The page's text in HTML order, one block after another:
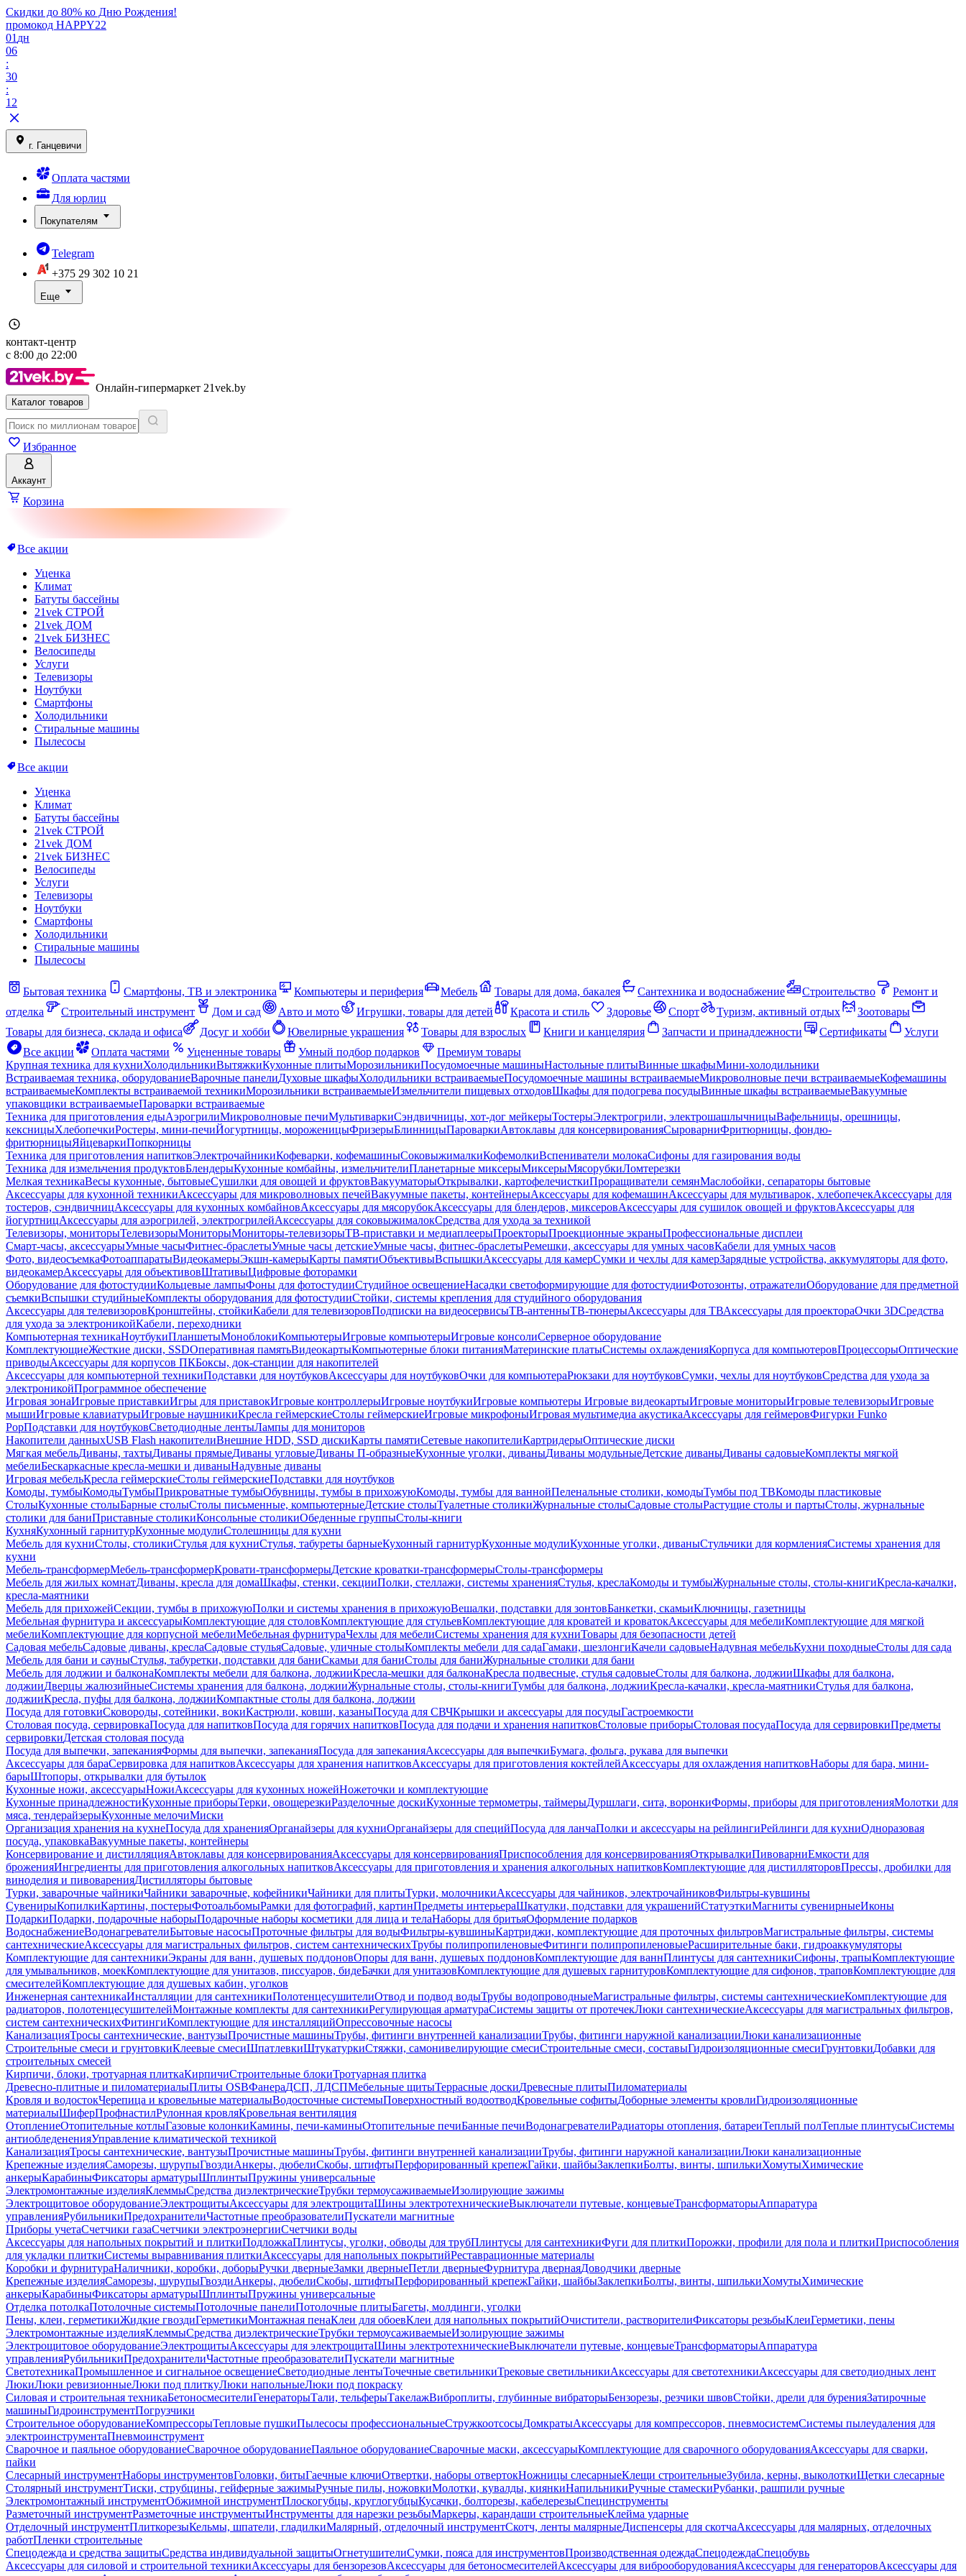
Скидки до 80% ко Дню Рождения!
промокод HAPPY22
01 дн
06
:
30
:
12
г. Ганцевичи
Оплата частями
Для юрлиц
Покупателям
Telegram
+375 29 302 10 21
Еще
контакт-центр
с 8:00 до 22:00
Онлайн-гипермаркет 21vek.by
Каталог товаров
Избранное
Аккаунт
Корзина
Все акции
Уценка
Климат
Батуты бассейны
21vek СТРОЙ
21vek ДОМ
21vek БИЗНЕС
Велосипеды
Услуги
Телевизоры
Ноутбуки
Смартфоны
Холодильники
Стиральные машины
Пылесосы
Все акции
Уценка
Климат
Батуты бассейны
21vek СТРОЙ
21vek ДОМ
21vek БИЗНЕС
Велосипеды
Услуги
Телевизоры
Ноутбуки
Смартфоны
Холодильники
Стиральные машины
Пылесосы
Бытовая техника Смартфоны, ТВ и электроника Компьютеры и периферия Мебель Товары для дома, бакалея Сантехника и водоснабжение Строительство
Ремонт и
отделка
Строительный инструмент Дом и сад Авто и мото Игрушки, товары для детей Красота и стиль Здоровье Спорт Туризм, активный отдых
Зоотовары
Товары для бизнеса, склада и офиса
Досуг и хобби Ювелирные украшения Товары для взрослых Книги и канцелярия Запчасти и принадлежности Сертификаты
Услуги
Все акции
Оплата частями Уцененные товары Умный подбор подарков
Премиум товары
Крупная техника для кухниХолодильникиВытяжкиКухонные плитыМорозильникиПосудомоечные машиныНастольные плитыВинные шкафыМини-холодильники
Встраиваемая техника, оборудованиеВарочные панелиДуховые шкафыХолодильники встраиваемыеПосудомоечные машины встраиваемыеМикроволновые печи встраиваемыеКофемашины
встраиваемыеКомплекты встраиваемой техникиМорозильники встраиваемыеИзмельчители пищевых отходовШкафы для подогрева посудыВинные шкафы встраиваемыеВакуумные
упаковщики встраиваемыеПароварки встраиваемые
Техника для приготовления едыАэрогрилиМикроволновые печиМультиваркиСэндвичницы, хот-дог мейкерыТостерыЭлектрогрили, электрошашлычницыВафельницы, орешницы,
кексницыХлебопечкиРостеры, мини-печиЙогуртницы, мороженицыФризерыБлинницыПароваркиАвтоклавы для консервированияСыроварниФритюрницы, фондю-
фритюрницыЯйцеваркиПопкорницы
Техника для приготовления напитковЭлектрочайникиКофеварки, кофемашиныСоковыжималкиКофемолкиВспениватели молокаСифоны для газирования воды
Техника для измельчения продуктовБлендерыКухонные комбайны, измельчителиПланетарные миксерыМиксерыМясорубкиЛомтерезки
Мелкая техникаВесы кухонные, бытовыеСушилки для овощей и фруктовВакууматорыОткрывалки, картофелечисткиПроращиватели семянМаслобойки, сепараторы бытовые
Аксессуары для кухонной техникиАксессуары для микроволновых печейВакуумные пакеты, контейнерыАксессуары для кофемашинАксессуары для мультиварок, хлебопечекАксессуары для
тостеров, сэндвичницАксессуары для кухонных комбайновАксессуары для мясорубокАксессуары для блендеров, миксеровАксессуары для сушилок овощей и фруктовАксессуары для
йогуртницАксессуары для аэрогрилей, электрогрилейАксессуары для соковыжималокСредства для ухода за техникой
Телевизоры, мониторыТелевизорыМониторыМониторы-телевизорыТВ-приставки и медиаплеерыПроекторыПроекционные экраныПрофессиональные дисплеи
Смарт-часы, аксессуарыУмные часыФитнес-браслетыУмные часы детскиеУмные часы, фитнес-браслетыРемешки, аксессуары для умных часовКабели для умных часов
Фото, видеосъемкаФотоаппаратыВидеокамерыЭкшн-камерыКарты памятиОбъективыВспышкиАксессуары для камерСумки и чехлы для камерЗарядные устройства, аккумуляторы для фото,
видеокамерАксессуары для объективовШтативыЦифровые фоторамки
Оборудование для фотостудииКольцевые лампыФоны для фотостудииСтудийное освещениеНасадки светоформирующие для фотостудииФотозонты, отражателиОборудование для предметной
съемкиВспышки студийныеКомплекты оборудования для фотостудииСтойки, системы крепления для студийного оборудования
Аксессуары для телевизоровКронштейны, стойкиКабели для телевизоровПодписки на видеосервисыТВ-антенныТВ-тюнерыАксессуары для ТВАксессуары для проектораОчки 3DСредства
для ухода за электроникойКабели, переходники
Компьютерная техникаНоутбукиПланшетыМоноблокиКомпьютерыИгровые компьютерыИгровые консолиСерверное оборудование
КомплектующиеЖесткие диски, SSDОперативная памятьВидеокартыКомпьютерные блоки питанияМатеринские платыСистемы охлажденияКорпуса для компьютеровПроцессорыОптические
приводыАксессуары для корпусов ПКБоксы, док-станции для накопителей
Аксессуары для компьютерной техникиПодставки для ноутбуковАксессуары для ноутбуковОчки для компьютераРюкзаки для ноутбуковСумки, чехлы для ноутбуковСредства для ухода за
электроникойПрограммное обеспечение
Игровая зонаИгровые приставкиИгры для приставокИгровые контроллерыИгровые ноутбукиИгровые компьютеры Игровые видеокартыИгровые мониторыИгровые телевизорыИгровые
мышиИгровые клавиатурыИгровые наушникиКресла геймерскиеСтолы геймерскиеИгровые микрофоныИгровая мультимедиа акустикаАксессуары для геймеровФигурки Funko
PopПодставки для ноутбуковСветодиодные лентыЛампы для мониторов
Накопители данныхUSB Flash накопителиВнешние HDD, SSD дискиКарты памятиСетевые накопителиКартридерыОптические диски
Мягкая мебельДиваны, тахтыДиваны прямыеДиваны угловыеДиваны П-образныеКухонные уголки, диваныДиваны модульныеДетские диваныДиваны садовыеКомплекты мягкой
мебелиБескаркасные кресла-мешки и диваныНадувные диваны
Игровая мебельКресла геймерскиеСтолы геймерскиеПодставки для ноутбуков
Комоды, тумбыКомодыТумбыПрикроватные тумбыОбувницы, тумбы в прихожуюКомоды, тумбы для ваннойПеленальные столики, комодыТумбы под ТВКомоды пластиковые
СтолыКухонные столыБарные столыСтолы письменные, компьютерныеДетские столыТуалетные столикиЖурнальные столыСадовые столыРастущие столы и партыСтолы, журнальные
столики для баниПриставные столикиКонсольные столикиОбеденные группыСтолы-книги
КухняКухонный гарнитурКухонные модулиСтолешницы для кухни
Мебель для кухниСтолы, столикиСтулья для кухниСтулья, табуреты барныеКухонный гарнитурКухонные модулиКухонные уголки, диваныСтульчики для кормленияСистемы хранения для
кухни
Мебель-трансформерМебель-трансформерКровати-трансформерыДетские кроватки-трансформерыСтолы-трансформеры
Мебель для жилых комнатДиваны, кресла для домаШкафы, стенки, секцииПолки, стеллажи, системы храненияСтулья, креслаКомоды и тумбыЖурнальные столы, столы-книгиКресла-качалки,
кресла-маятники
Мебель для прихожейСекции, тумбы в прихожуюПолки и системы хранения в прихожуюВешалки, подставки для зонтовБанкетки, скамьиКлючницы, газетницы
Мебельная фурнитура и аксессуарыКомплектующие для столовКомплектующие для стульевКомплектующие для кроватей и кроватокАксессуары для мебелиКомплектующие для мягкой
мебелиКомплектующие для корпусной мебелиМебельная фурнитураЧехлы для мебелиСистемы хранения для кухниТовары для безопасности детей
Садовая мебельСадовые диваны, креслаСадовые стульяСадовые, уличные столыКомплекты мебели для садаГамаки, шезлонгиКачели садовыеНадувная мебельКухни походныеСтолы для сада
Мебель для бани и сауныСтулья, табуретки, подставки для баниСкамьи для баниСтолы для баниЖурнальные столики для бани
Мебель для лоджии и балконаКомплекты мебели для балкона, лоджииКресла-мешки для балконаКресла подвесные, стулья садовыеСтолы для балкона, лоджииШкафы для балкона,
лоджииДверцы жалюзийныеСистемы хранения для балкона, лоджииЖурнальные столы, столы-книгиТумбы для балкона, лоджииКресла-качалки, кресла-маятникиСтулья для балкона,
лоджииКресла, пуфы для балкона, лоджииКомпактные столы для балкона, лоджии
Посуда для готовкиСковороды, сотейники, вокиКастрюли, ковши, казаныПосуда для СВЧКрышки и аксессуары для посудыГастроемкости
Столовая посуда, сервировкаПосуда для напитковПосуда для горячих напитковПосуда для подачи и хранения напитковСтоловые приборыСтоловая посудаПосуда для сервировкиПредметы
сервировкиДетская столовая посуда
Посуда для выпечки, запеканияФормы для выпечки, запеканияПосуда для запеканияАксессуары для выпечкиБумага, фольга, рукава для выпечки
Аксессуары для бараСервировка для напитковАксессуары для хранения напитковАксессуары для приготовления коктейлейАксессуары для охлаждения напитковНаборы для бара, мини-
барыШтопоры, открывалки для бутылок
Кухонные ножи, аксессуарыНожиАксессуары для кухонных ножейНожеточки и комплектующие
Кухонные принадлежностиКухонные приборыТерки, овощерезкиРазделочные доскиКухонные термометры, таймерыДуршлаги, сита, воронкиФормы, приборы для приготовленияМолотки для
мяса, тендерайзерыКухонные мелочиМиски
Организация хранения на кухнеПосуда для храненияОрганайзеры для кухниОрганайзеры для специйПосуда для ланчаПолки и аксессуары на рейлингиРейлинги для кухниОдноразовая
посуда, упаковкаВакуумные пакеты, контейнеры
Консервирование и дистилляцияАвтоклавы для консервированияАксессуары для консервированияПриспособления для консервированияОткрывалкиПивоварниЕмкости для
броженияИнгредиенты для приготовления алкогольных напитковАксессуары для приготовления и хранения алкогольных напитковКомплектующие для дистилляторовПрессы, дробилки для
виноделия и пивоваренияДистилляторы бытовые
Турки, заварочные чайникиЧайники заварочные, кофейникиЧайники для плитыТурки, молочникиАксессуары для чайников, электрочайниковФильтры-кувшины
СувенирыКопилкиКартины, постерыФотоальбомыРамки для фотографий, картинПредметы интерьераШкатулки, подставки для украшенийСтатуэткиМагниты сувенирныеИконы
ПодаркиПодарки, подарочные наборыПодарочные наборы косметики для лица и телаНаборы для бритьяОформление подарков
ВодоснабжениеВодонагревателиБытовые насосыПроточные фильтры для водыФильтры-кувшиныКартриджи, комплектующие для проточных фильтровМагистральные фильтры, системы
сантехническиеАксессуары для магистральных фильтров, систем сантехническихТрубы полипропиленовыеФитинги полипропиленовыеРасширительные баки, гидроаккумуляторы
Комплектующие для сантехникиЭкраны для ванн, душевых поддоновОпоры для ванн, душевых поддоновКомплектующие для ваннПлинтусы для сантехникиСифоны, трапыКомплектующие
для умывальников, моекКомплектующие для унитазов, писсуаров, бидеБачки для унитазовКомплектующие для душевых гарнитуровКомплектующие для сифонов, траповКомплектующие для
смесителейКомплектующие для душевых кабин, уголков
Инженерная сантехникаИнсталляции для сантехникиПолотенцесушителиОтвод и подвод водыТрубы водопроводныеМагистральные фильтры, системы сантехническиеКомплектующие для
радиаторов, полотенцесушителейМонтажные комплекты для сантехникиРегулирующая арматураСистемы защиты от протечекЛюки сантехническиеАксессуары для магистральных фильтров,
систем сантехническихФитингиКомплектующие для инсталляцийОпрессовочные насосы
КанализацияТросы сантехнические, вантузыПрочистные машиныТрубы, фитинги внутренней канализацииТрубы, фитинги наружной канализацииЛюки канализационные
Строительные смеси и грунтовкиКлеевые смесиШпатлевкиШтукатуркиСтяжки, самонивелирующие смесиСтроительные смеси, составыГидроизоляционные смесиГрунтовкиДобавки для
строительных смесей
Кирпичи, блоки, тротуарная плиткаКирпичиСтроительные блокиТротуарная плитка
Древесно-плитные и пиломатериалыПлиты OSBФанераДСП, ЛДСПМебельные щитыТеррасные доскиДревесные плитыПиломатериалы
Кровля и водостокЧерепица и кровельные материалыВодосточные системыПоверхностный водоотводКровельные софитыДоборные элементы кровлиГидроизоляционные
материалыШиферПрофнастилРулонная кровляКровельная вентиляция
ОтоплениеОтопительные котлыГазовые колонкиКамины, печи-каминыОтопительные печиБанные печиВодонагревателиРадиаторы отопления, батареиТеплый полТеплые плинтусыСистемы
антиобледененияУправление климатической техникой
КанализацияТросы сантехнические, вантузыПрочистные машиныТрубы, фитинги внутренней канализацииТрубы, фитинги наружной канализацииЛюки канализационные
Крепежные изделияСаморезы, шурупыГвоздиАнкеры, дюбелиСкобы, штифтыПерфорированный крепежГайки, шайбыЗаклепкиБолты, винты, шпилькиХомутыХимические
анкерыКарабиныФиксаторы арматурыШплинтыПружины универсальные
Электромонтажные изделияКлеммыСредства диэлектрическиеТрубки термоусаживаемыеИзолирующие зажимы
Электрощитовое оборудованиеЭлектрощитыАксессуары для электрощитаШины электротехническиеВыключатели путевые, концевыеТрансформаторыАппаратура
управленияРубильникиПредохранителиЧастотные преобразователиПускатели магнитные
Приборы учетаСчетчики газаСчетчики электроэнергииСчетчики воды
Аксессуары для напольных покрытий и плиткиПодложкаПлинтусы, уголки, обводы для трубПлинтусы для сантехникиФуги для плиткиПорожки, профили для пола и плиткиПриспособления
для укладки плиткиСистемы выравнивания плиткиАксессуары для напольных покрытийРеставрационные материалы
Коробки и фурнитураНаличники, коробки, доборыРучки дверныеЗамки дверныеПетли дверныеФурнитура двернаяДоводчики дверные
Крепежные изделияСаморезы, шурупыГвоздиАнкеры, дюбелиСкобы, штифтыПерфорированный крепежГайки, шайбыЗаклепкиБолты, винты, шпилькиХомутыХимические
анкерыКарабиныФиксаторы арматурыШплинтыПружины универсальные
Отделка потолкаПотолочные системыПотолочные панелиПотолочные плитыБагеты, молдинги, уголки
Пены, клеи, герметикиЖидкие гвоздиГерметикиМонтажная пенаКлеи для обоевКлеи для напольных покрытийОчистители, растворителиФиксаторы резьбыКлеиГерметики, пены
Электромонтажные изделияКлеммыСредства диэлектрическиеТрубки термоусаживаемыеИзолирующие зажимы
Электрощитовое оборудованиеЭлектрощитыАксессуары для электрощитаШины электротехническиеВыключатели путевые, концевыеТрансформаторыАппаратура
управленияРубильникиПредохранителиЧастотные преобразователиПускатели магнитные
СветотехникаПромышленное и сигнальное освещениеСветодиодные лентыТочечные светильникиТрековые светильникиАксессуары для светотехникиАксессуары для светодиодных лент
ЛюкиЛюки ревизионныеЛюки под плиткуЛюки напольныеЛюки под покраску
Силовая и строительная техникаБетоносмесителиГенераторыТали, тельферыТакелажВиброплиты, глубинные вибраторыБензорезы, резчики швовСтойки, дрели для буренияЗатирочные
машиныГидроинструментПогрузчики
Строительное оборудованиеКомпрессорыТепловые пушкиПылесосы профессиональныеСтружкоотсосыДомкратыАксессуары для компрессоров, пневмосистемСистемы пылеудаления для
электроинструментаПневмоинструмент
Сварочное и паяльное оборудованиеСварочное оборудованиеПаяльное оборудованиеСварочные маски, аксессуарыКомплектующие для сварочного оборудованияАксессуары для сварки,
пайки
Слесарный инструментНаборы инструментовГоловки, битыГаечные ключиОтвертки, наборы отвертокНожницы слесарныеКлещи строительныеЗубила, керны, выколоткиЩетки слесарные
Столярный инструментТиски, струбцины, гейферные зажимыРучные пилы, ножовкиМолотки, кувалды, киянкиНапильникиРучные стамескиРубанки, рашпили ручные
Электромонтажный инструментОбжимной инструментПлоскогубцы, круглогубцыКусачки, болторезы, кабелерезыСпецинструменты
Разметочный инструментРазметочные инструментыИнструменты для нарезки резьбыМаркеры, карандаши строительныеКлейма ударные
Отделочный инструментПлиткорезыКельмы, шпатели, гладилкиМалярный, отделочный инструментСкотч, ленты малярныеДиспенсеры для скотчаАксессуары для малярных, отделочных
работПленки строительные
Спецодежда и средства защитыСредства индивидуальной защитыОгнетушителиСумки, пояса для инструментовПроизводственная одеждаСпецодеждаСпецобувь
Аксессуары для силовой и строительной техникиАксессуары для бензорезовАксессуары для бетоносмесителейАксессуары для виброоборудованияАксессуары для генераторовАксессуары для